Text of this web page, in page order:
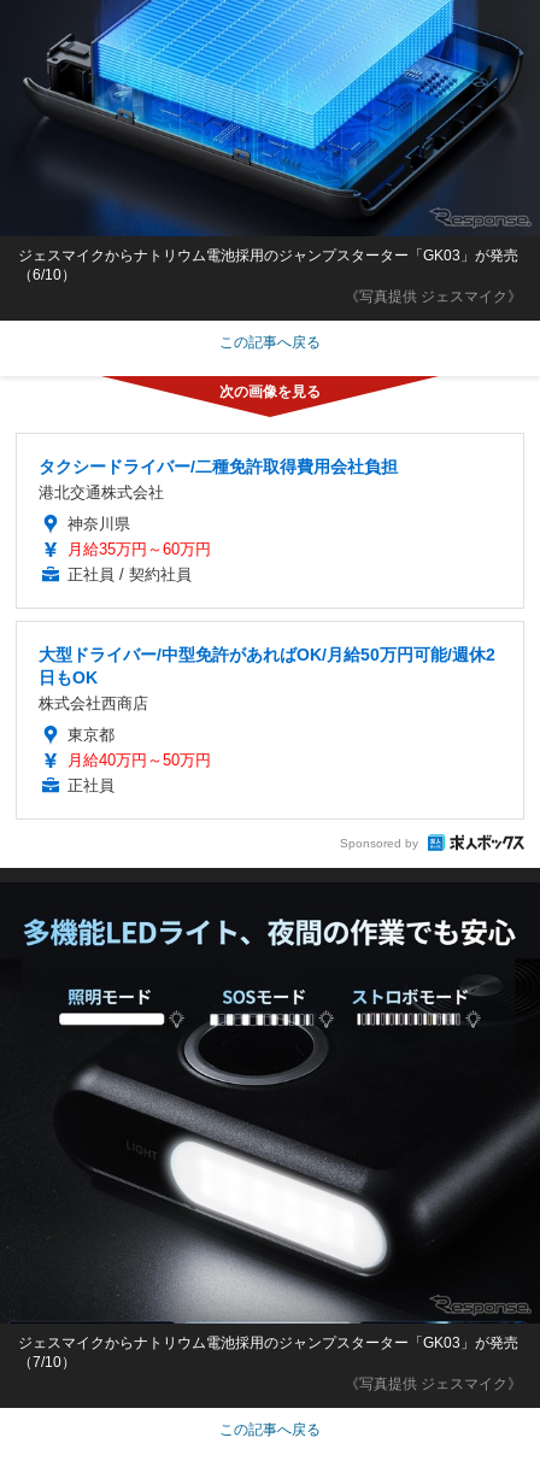
《写真提供 ジェスマイク》
ジェスマイクからナトリウム電池採用のジャンプスターター「GK03」が発売
（6/10）
この記事へ戻る
タクシードライバー/二種免許取得費用会社負担
港北交通株式会社
神奈川県
月給35万円～60万円
正社員 / 契約社員
大型ドライバー/中型免許があればOK/月給50万円可能/週休2
日もOK
株式会社西商店
東京都
月給40万円～50万円
正社員
Sponsored by
《写真提供 ジェスマイク》
ジェスマイクからナトリウム電池採用のジャンプスターター「GK03」が発売
（7/10）
この記事へ戻る